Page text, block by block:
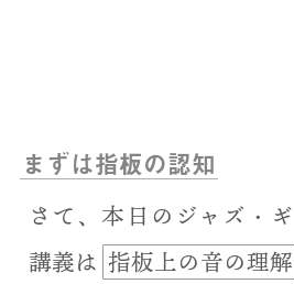
まずは指板の認知
さて、本日のジャズ・
講義は 指板上の音の理解